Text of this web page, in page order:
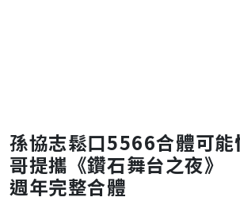
孫協志鬆口5566合體可能
哥提攜《鑽石舞台之夜
週年完整合體